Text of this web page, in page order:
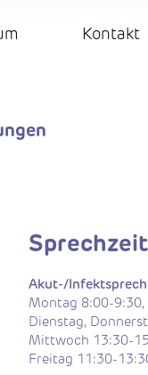
Kontakt
Akut-/
​Montag 8:00-
Dienstag,
Mittwoch 13:30-
Freitag 11:30-